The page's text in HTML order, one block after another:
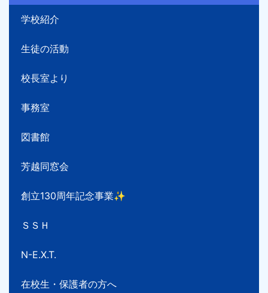
学校紹介
生徒の活動
校長室より
事務室
図書館
芳越同窓会
創立130周年記念事業✨
ＳＳＨ
N-E.X.T.
在校生・保護者の方へ